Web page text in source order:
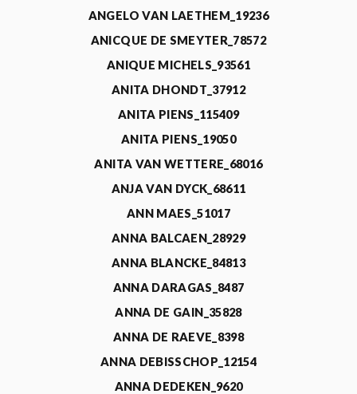
ANGELO VAN LAETHEM_19236
ANICQUE DE SMEYTER_78572
ANIQUE MICHELS_93561
ANITA DHONDT_37912
ANITA PIENS_115409
ANITA PIENS_19050
ANITA VAN WETTERE_68016
ANJA VAN DYCK_68611
ANN MAES_51017
ANNA BALCAEN_28929
ANNA BLANCKE_84813
ANNA DARAGAS_8487
ANNA DE GAIN_35828
ANNA DE RAEVE_8398
ANNA DEBISSCHOP_12154
ANNA DEDEKEN_9620